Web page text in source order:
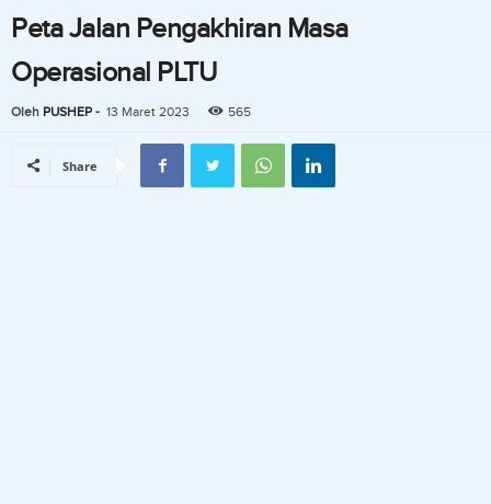
Peta Jalan Pengakhiran Masa
Operasional PLTU
Oleh PUSHEP - 13 Maret 2023 565
Share